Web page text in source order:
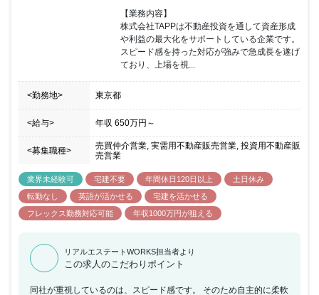
す。また、集客は自社サイトへの反響となりますのでテレアポや飛
び込み営業はありません。さらに、無理なノルマもないため、のび
のびと1件1件のお客様に向き合える環境のため最適な提案と満足度
の高い成約を行うことができます。スケジュールについても自分で
管理するため、残業はほとんどなくワークバランスが取りやすいの
も特徴です。是非、同社でご活躍いただける方からのご応募をお待
ちしております。
【業務内容】
株式会社TAPPは不動産投資を通して資産形成
や利益の最大化をサポートしている企業です。
スピード感を持った対応が強みで急成長を遂げ
ており、上場を視...
<勤務地> 東京都
<給与> 年収 650万円 ～
<募集職種>
売買仲介営業, 実需用不動産販売営業, 投資用不動産販
売営業
業界未経験可 宅建不要 年間休日120日以上
土日休み
転勤なし
英語が活かせる
宅建を活かせる
フレックス勤務対応可能
年収1000万円が狙える
リアルエステートWORKS担当者より
この求人のこだわりポイント
同社が重視しているのは、スピード感です。 そのため自主的に柔軟